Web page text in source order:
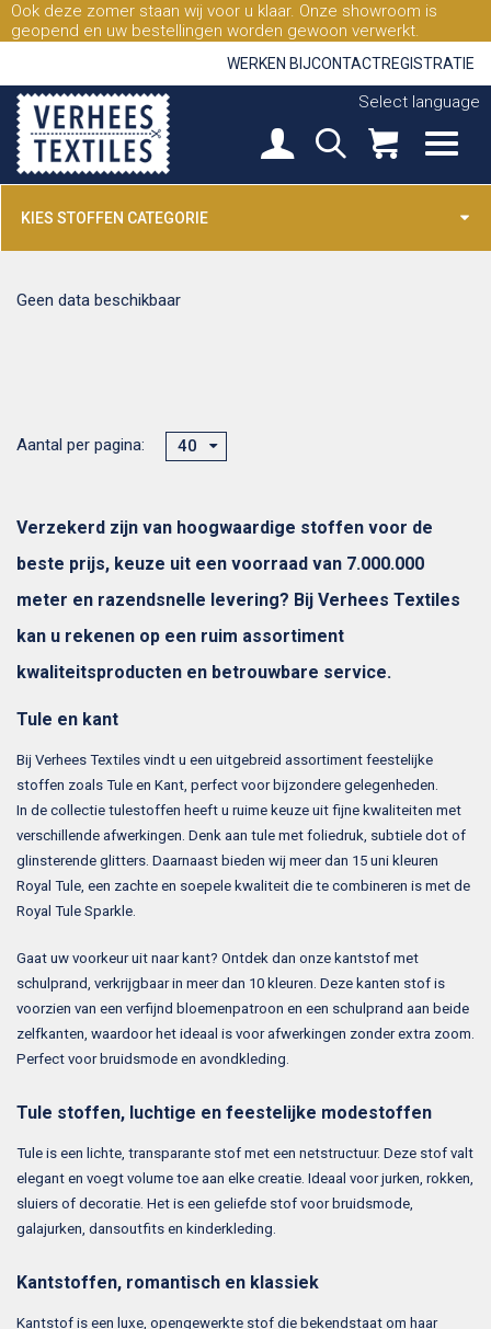
Ook deze zomer staan wij voor u klaar. Onze showroom is
geopend en uw bestellingen worden gewoon verwerkt.
WERKEN BIJCONTACTREGISTRATIE
Select language
KIES STOFFEN CATEGORIE
Geen data beschikbaar
Aantal per pagina: 40
Verzekerd zijn van hoogwaardige stoffen voor de
beste prijs, keuze uit een voorraad van 7.000.000
meter en razendsnelle levering? Bij Verhees Textiles
kan u rekenen op een ruim assortiment
kwaliteitsproducten en betrouwbare service.
Tule en kant
Bij Verhees Textiles vindt u een uitgebreid assortiment feestelijke
stoffen zoals Tule en Kant, perfect voor bijzondere gelegenheden.
In de collectie tulestoffen heeft u ruime keuze uit fijne kwaliteiten met
verschillende afwerkingen. Denk aan tule met foliedruk, subtiele dot of
glinsterende glitters. Daarnaast bieden wij meer dan 15 uni kleuren
Royal Tule, een zachte en soepele kwaliteit die te combineren is met de
Royal Tule Sparkle.
Gaat uw voorkeur uit naar kant? Ontdek dan onze kantstof met
schulprand, verkrijgbaar in meer dan 10 kleuren. Deze kanten stof is
voorzien van een verfijnd bloemenpatroon en een schulprand aan beide
zelfkanten, waardoor het ideaal is voor afwerkingen zonder extra zoom.
Perfect voor bruidsmode en avondkleding.
Tule stoffen, luchtige en feestelijke modestoffen
Tule is een lichte, transparante stof met een netstructuur. Deze stof valt
elegant en voegt volume toe aan elke creatie. Ideaal voor jurken, rokken,
sluiers of decoratie. Het is een geliefde stof voor bruidsmode,
galajurken, dansoutfits en kinderkleding.
Kantstoffen, romantisch en klassiek
Kantstof is een luxe, opengewerkte stof die bekendstaat om haar